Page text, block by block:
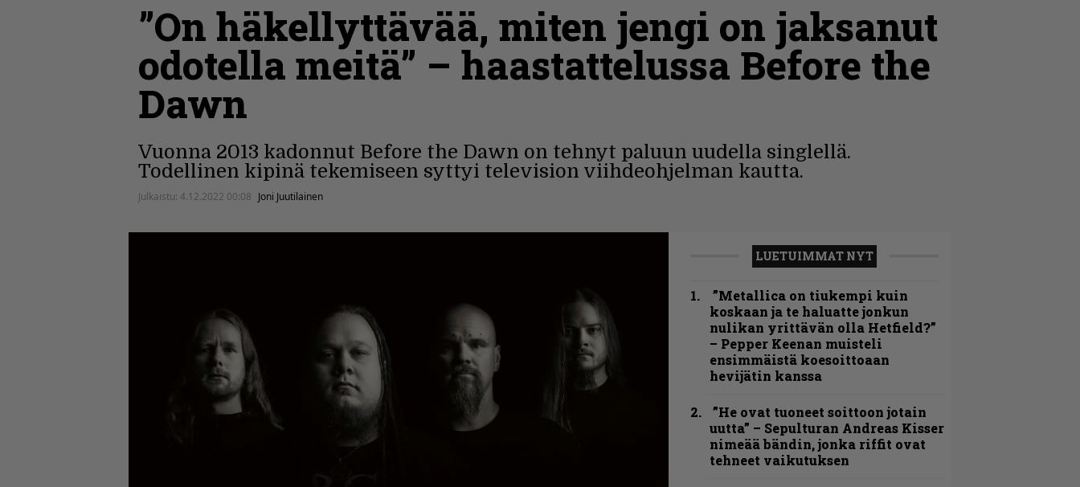
”On häkellyttävää, miten jengi on jaksanut
odotella meitä” – haastattelussa Before the
Dawn
Vuonna 2013 kadonnut Before the Dawn on tehnyt paluun uudella singlellä.
Todellinen kipinä tekemiseen syttyi television viihdeohjelman kautta.
Julkaistu: 4.12.2022 00:08 Joni Juutilainen
LUETUIMMAT NYT
”Metallica on tiukempi kuin
koskaan ja te haluatte jonkun
nulikan yrittävän olla Hetfield?”
– Pepper Keenan muisteli
ensimmäistä koesoittoaan
hevijätin kanssa
”He ovat tuoneet soittoon jotain
uutta” – Sepulturan Andreas Kisser
nimeää bändin, jonka riffit ovat
tehneet vaikutuksen